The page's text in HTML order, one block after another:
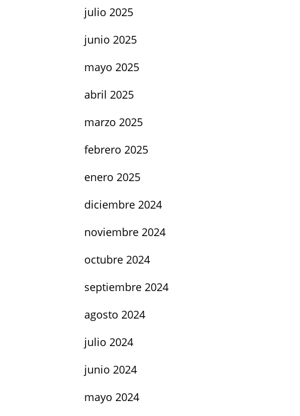
julio 2025
junio 2025
mayo 2025
abril 2025
marzo 2025
febrero 2025
enero 2025
diciembre 2024
noviembre 2024
octubre 2024
septiembre 2024
agosto 2024
julio 2024
junio 2024
mayo 2024